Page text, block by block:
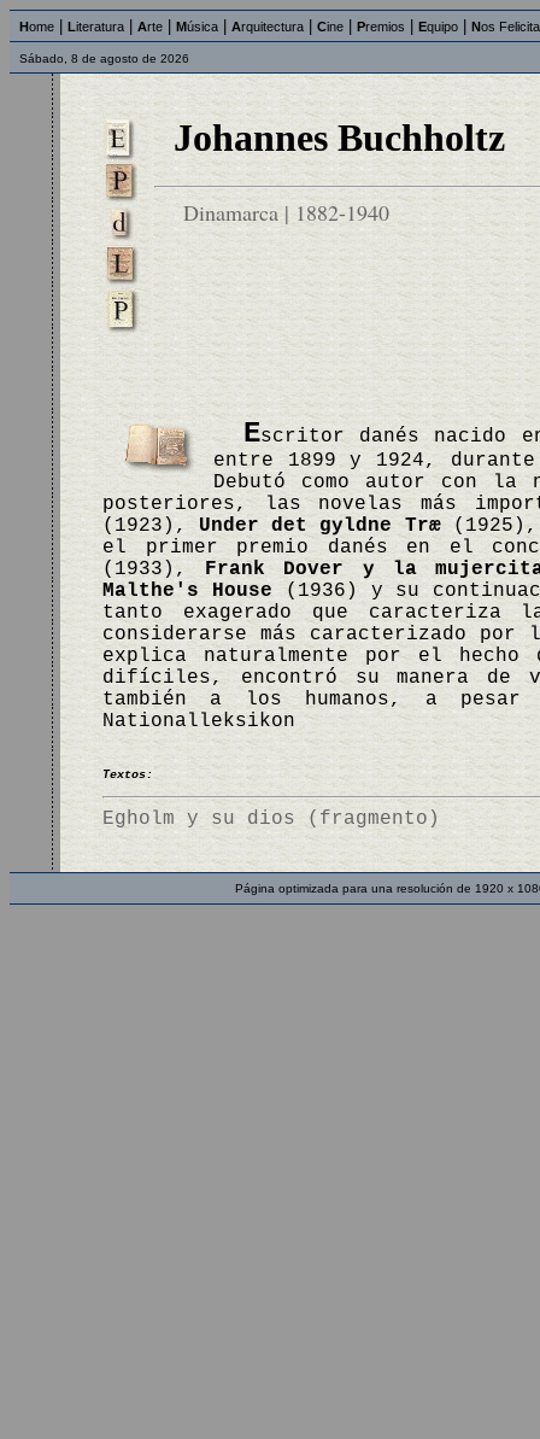
Home Literatura Arte Música Arquitectura Cine Premios Equipo Nos
Sábado, 8 de agosto de 2026
Johannes Buchholtz
Dinamarca | 1882-1940
Escritor danés nacido
entre 1899 y 1924,
Debutó como autor con la
posteriores, las novelas más
(1923), Under det gyldne Træ
el primer premio danés en el
(1933), Frank Dover y la
Malthe's House (1936) y su
tanto exagerado que caracteriza
considerarse más caracterizado
explica naturalmente por el hecho
difíciles, encontró su manera de
también a los humanos, a
Nationalleksikon
Textos:
Egholm y su dios (fragmento)
Página optimizada para una resolución de 1920 x